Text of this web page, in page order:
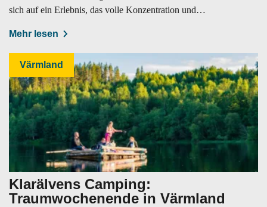
sich auf ein Erlebnis, das volle Konzentration und
Mehr lesen
Värmland
Klarälvens Camping:
Traumwochenende in Värmland